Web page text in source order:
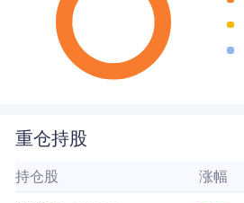
重仓持股
持仓股 涨幅